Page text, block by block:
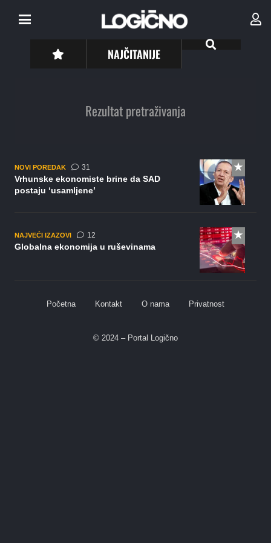
NAJČITANIJE
Rezultat pretraživanja
NOVI POREDAK 31
Vrhunske ekonomiste brine da SAD
postaju ‘usamljene’
NAJVEĆI IZAZOVI 12komentara
Globalna ekonomija u ruševinama
Početna Kontakt O nama Privatnost
© 2024 – Portal Logično